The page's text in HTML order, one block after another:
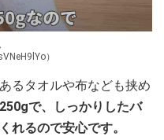
）
るタオルや布なども挟め
で、しっかりしたバ
れるので安心です。